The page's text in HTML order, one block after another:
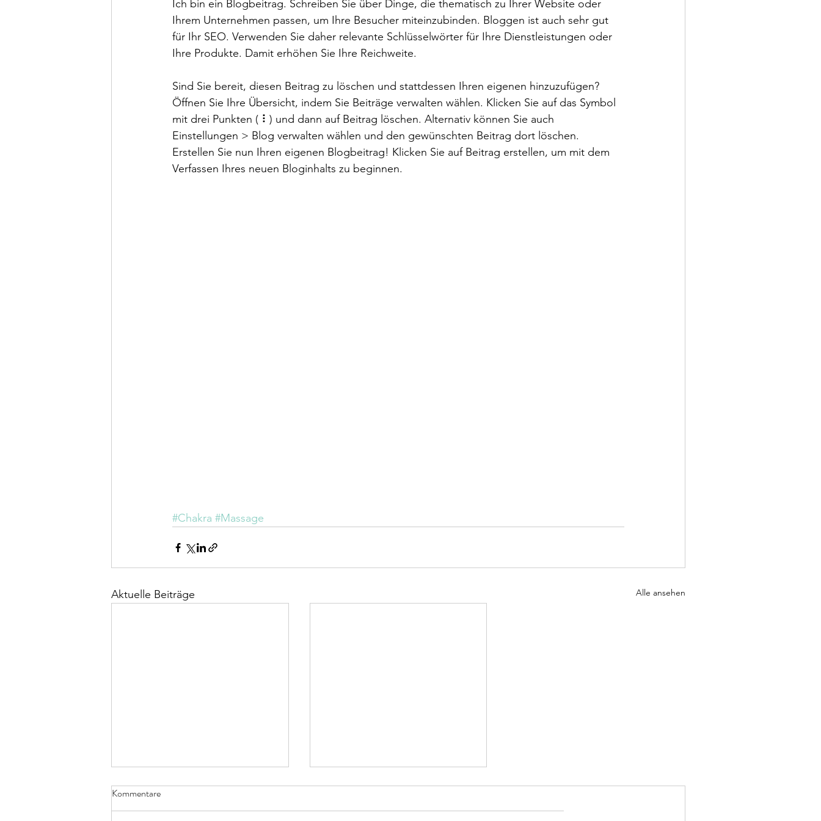
Ich bin ein Blogbeitrag. Schreiben Sie über Dinge, die thematisch zu Ihrer Website oder
Ihrem Unternehmen passen, um Ihre Besucher miteinzubinden. Bloggen ist auch sehr gut
für Ihr SEO. Verwenden Sie daher relevante Schlüsselwörter für Ihre Dienstleistungen oder
Ihre Produkte. Damit erhöhen Sie Ihre Reichweite.
Sind Sie bereit, diesen Beitrag zu löschen und stattdessen Ihren eigenen hinzuzufügen?
Öffnen Sie Ihre Übersicht, indem Sie Beiträge verwalten wählen. Klicken Sie auf das Symbol
mit drei Punkten ( ⠇) und dann auf Beitrag löschen. Alternativ können Sie auch
Einstellungen > Blog verwalten wählen und den gewünschten Beitrag dort löschen.
Erstellen Sie nun Ihren eigenen Blogbeitrag! Klicken Sie auf Beitrag erstellen, um mit dem
Verfassen Ihres neuen Bloginhalts zu beginnen.
#Chakra #Massage
Aktuelle Beiträge Alle ansehen
Kommentare